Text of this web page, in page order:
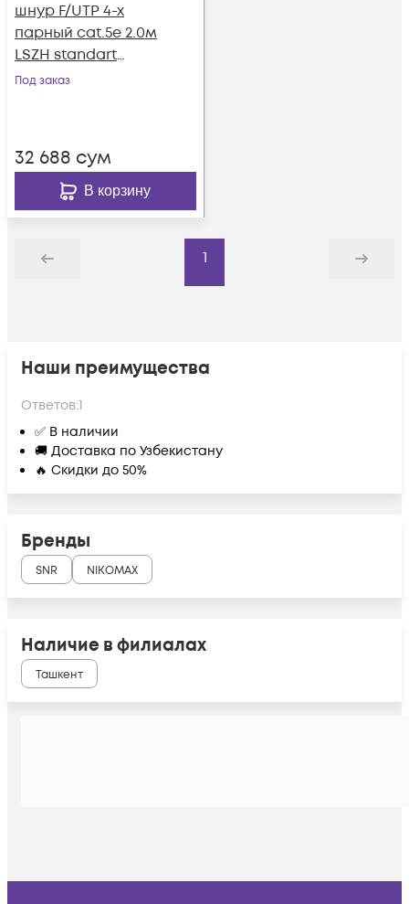
шнур F/UTP 4-х
парный cat.5e 2.0м
LSZH standart
чёрный
Под заказ
32 688 сум
В корзину
Назад
1
Дальше
Наши преимущества
Ответов:1
✅ В наличии
🚚 Доставка по Узбекистану
🔥 Скидки до 50%
Бренды
SNR NIKOMAX
Наличие в филиалах
Ташкент